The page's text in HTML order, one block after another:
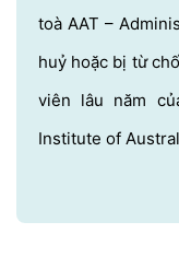
toà AAT –
huỷ hoặc bị từ
viên lâu năm
Institute of